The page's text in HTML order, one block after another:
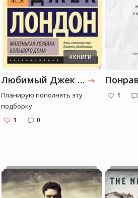
4 КНИГИ
Любимый Джек Лондон
Планирую пополнять эту
подборку
1 0
1